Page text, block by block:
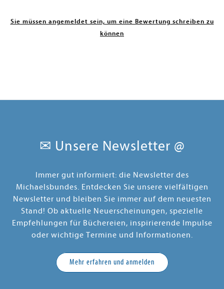
Sie müssen angemeldet sein, um eine Bewertung schreiben zu
können
✉ Unsere Newsletter @
Immer gut informiert: die Newsletter des
Michaelsbundes. Entdecken Sie unsere vielfältigen
Newsletter und bleiben Sie immer auf dem neuesten
Stand! Ob aktuelle Neuerscheinungen, spezielle
Empfehlungen für Büchereien, inspirierende Impulse
oder wichtige Termine und Informationen.
Mehr erfahren und anmelden